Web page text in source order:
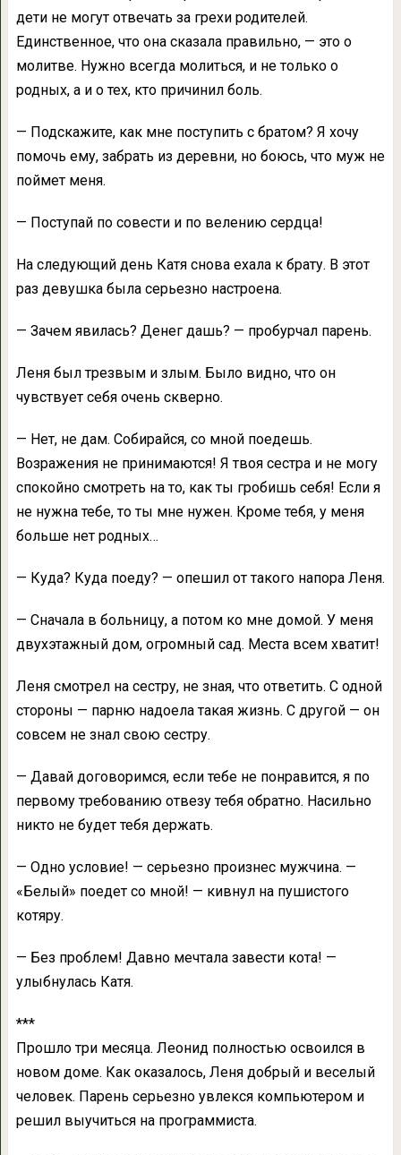
дети не могут отвечать за грехи родителей.
Единственное, что она сказала правильно, — это о
молитве. Нужно всегда молиться, и не только о
родных, а и о тех, кто причинил боль.
— Подскажите, как мне поступить с братом? Я хочу
помочь ему, забрать из деревни, но боюсь, что муж не
поймет меня.
— Поступай по совести и по велению сердца!
На следующий день Катя снова ехала к брату. В этот
раз девушка была серьезно настроена.
— Зачем явилась? Денег дашь? — пробурчал парень.
Леня был трезвым и злым. Было видно, что он
чувствует себя очень скверно.
— Нет, не дам. Собирайся, со мной поедешь.
Возражения не принимаются! Я твоя сестра и не могу
спокойно смотреть на то, как ты гробишь себя! Если я
не нужна тебе, то ты мне нужен. Кроме тебя, у меня
больше нет родных…
— Куда? Куда поеду? — опешил от такого напора Леня.
— Сначала в больницу, а потом ко мне домой. У меня
двухэтажный дом, огромный сад. Места всем хватит!
Леня смотрел на сестру, не зная, что ответить. С одной
стороны — парню надоела такая жизнь. С другой — он
совсем не знал свою сестру.
— Давай договоримся, если тебе не понравится, я по
первому требованию отвезу тебя обратно. Насильно
никто не будет тебя держать.
— Одно условие! — серьезно произнес мужчина. —
«Белый» поедет со мной! — кивнул на пушистого
котяру.
— Без проблем! Давно мечтала завести кота! —
улыбнулась Катя.
***
Прошло три месяца. Леонид полностью освоился в
новом доме. Как оказалось, Леня добрый и веселый
человек. Парень серьезно увлекся компьютером и
решил выучиться на программиста.